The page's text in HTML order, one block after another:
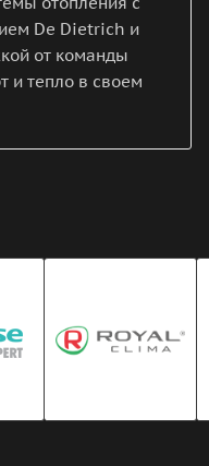
De Dietrich и
от команды
и тепло в своем